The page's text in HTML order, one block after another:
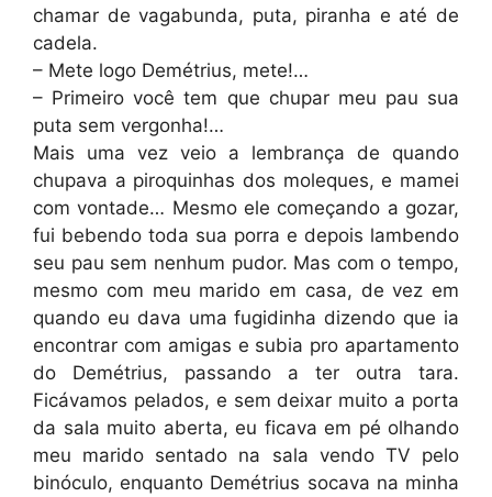
chamar de vagabunda, puta, piranha e até de
cadela.
– Mete logo Demétrius, mete!…
– Primeiro você tem que chupar meu pau sua
puta sem vergonha!…
Mais uma vez veio a lembrança de quando
chupava a piroquinhas dos moleques, e mamei
com vontade… Mesmo ele começando a gozar,
fui bebendo toda sua porra e depois lambendo
seu pau sem nenhum pudor. Mas com o tempo,
mesmo com meu marido em casa, de vez em
quando eu dava uma fugidinha dizendo que ia
encontrar com amigas e subia pro apartamento
do Demétrius, passando a ter outra tara.
Ficávamos pelados, e sem deixar muito a porta
da sala muito aberta, eu ficava em pé olhando
meu marido sentado na sala vendo TV pelo
binóculo, enquanto Demétrius socava na minha